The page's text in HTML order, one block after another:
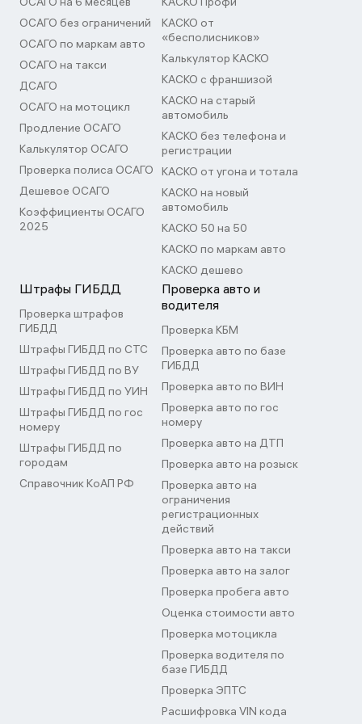
ОСАГО без ограничений
ОСАГО по маркам авто
ОСАГО на такси
ДСАГО
ОСАГО на мотоцикл
Продление ОСАГО
Калькулятор ОСАГО
Проверка полиса ОСАГО
Дешевое ОСАГО
Коэффициенты ОСАГО
2025
КАСКО от
«бесполисников»
Калькулятор КАСКО
КАСКО с франшизой
КАСКО на старый
автомобиль
КАСКО без телефона и
регистрации
КАСКО от угона и тотала
КАСКО на новый
автомобиль
КАСКО 50 на 50
КАСКО по маркам авто
КАСКО дешево
Штрафы ГИБДД
Проверка штрафов
ГИБДД
Штрафы ГИБДД по СТС
Штрафы ГИБДД по ВУ
Штрафы ГИБДД по УИН
Штрафы ГИБДД по гос
номеру
Штрафы ГИБДД по
городам
Справочник КоАП РФ
Проверка авто и
водителя
Проверка КБМ
Проверка авто по базе
ГИБДД
Проверка авто по ВИН
Проверка авто по гос
номеру
Проверка авто на ДТП
Проверка авто на розыск
Проверка авто на
ограничения
регистрационных
действий
Проверка авто на такси
Проверка авто на залог
Проверка пробега авто
Оценка стоимости авто
Проверка мотоцикла
Проверка водителя по
базе ГИБДД
Проверка ЭПТС
Расшифровка VIN кода